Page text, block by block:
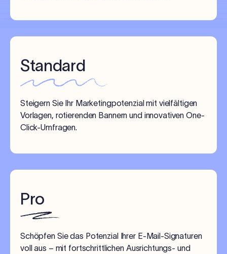
Standard
Steigern Sie Ihr Marketingpotenzial mit vielfältigen
Vorlagen, rotierenden Bannern und innovativen One-
Click-Umfragen.
Pro
Schöpfen Sie das Potenzial Ihrer E-Mail-Signaturen
voll aus – mit fortschrittlichen Ausrichtungs- und